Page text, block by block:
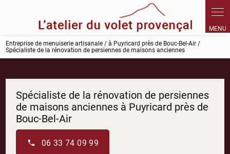
Entreprise de menuiserie artisanale / à Puyricard près de Bouc-Bel-Air /
Spécialiste de la rénovation de persiennes de maisons anciennes
Spécialiste de la rénovation de persiennes
de maisons anciennes à Puyricard près de
Bouc-Bel-Air
06 33 74 09 99